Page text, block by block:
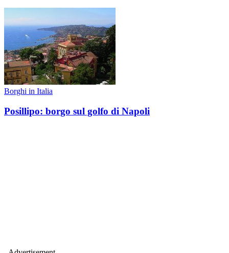
Borghi in Italia
Posillipo: borgo sul golfo di Napoli